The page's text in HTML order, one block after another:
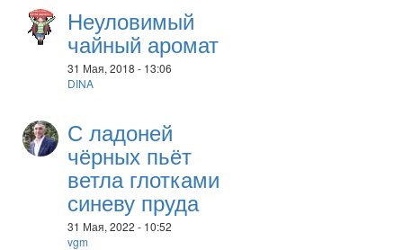
Неуловимый
чайный аромат
31 Мая, 2018 - 13:06
DINA
С ладоней
чёрных пьёт
ветла глотками
синеву пруда
31 Мая, 2022 - 10:52
vgm